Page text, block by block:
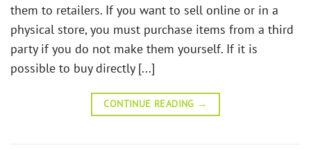
them to retailers. If you want to sell online or in a
physical store, you must purchase items from a third
party if you do not make them yourself. If it is
possible to buy directly [...]
CONTINUE READING →